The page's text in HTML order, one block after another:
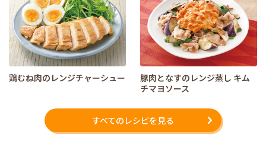
鶏むね肉のレンジチャーシュー
豚肉となすのレンジ蒸し キム
チマヨソース
すべてのレシピを見る